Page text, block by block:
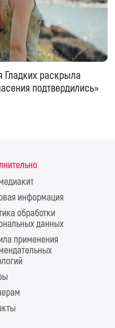
Гладких раскрыла
подтвердились»
информация
обработки
данных
применения